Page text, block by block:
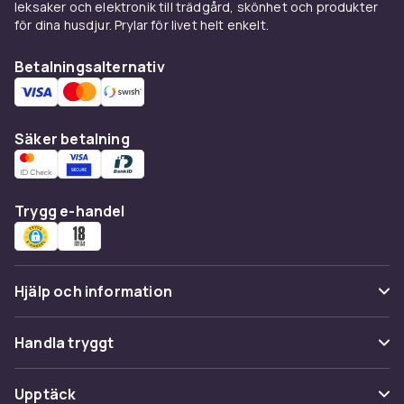
leksaker och elektronik till trädgård, skönhet och produkter
för dina husdjur. Prylar för livet helt enkelt.
Betalningsalternativ
Säker betalning
Trygg e-handel
Hjälp och information
Vanliga frågor
Spåra paket
Handla tryggt
Betalning
Upptäck